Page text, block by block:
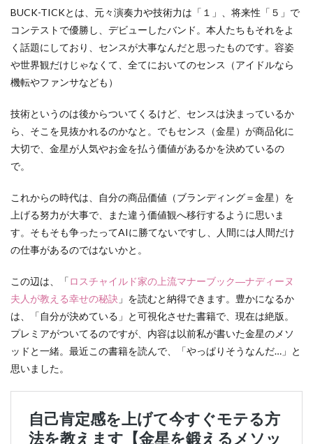
BUCK-TICKとは、元々演奏力や技術力は「１」、将来性「５」で
コンテストで優勝し、デビューしたバンド。本人たちもそれをよ
く話題にしており、センスが大事なんだと思ったものです。容姿
や世界観だけじゃなくて、全てにおいてのセンス（アイドルなら
機転やファンサなども）
技術というのは後からついてくるけど、センスは決まっているか
ら、そこを見抜かれるのかなと。でもセンス（金星）が商品化に
大切で、金星が人気やお金を払う価値があるかを決めているの
で。
これからの時代は、自分の商品価値（ブランディング＝金星）を
上げる努力が大事で、また違う価値観へ移行するように思いま
す。そもそも争ったってAIに勝てないですし、人間には人間だけ
の仕事があるのではないかと。
この辺は、「ロスチャイルド家の上流マナーブック―ナディーヌ
夫人が教える幸せの秘訣 」を読むと納得できます。豊かになるか
は、「自分が決めている」と可視化させた書籍で、現在は絶版。
プレミアがついてるのですが、内容は以前私が書いた金星のメソ
ッドと一緒。最近この書籍を読んで、「やっぱりそうなんだ…」と
思いました。